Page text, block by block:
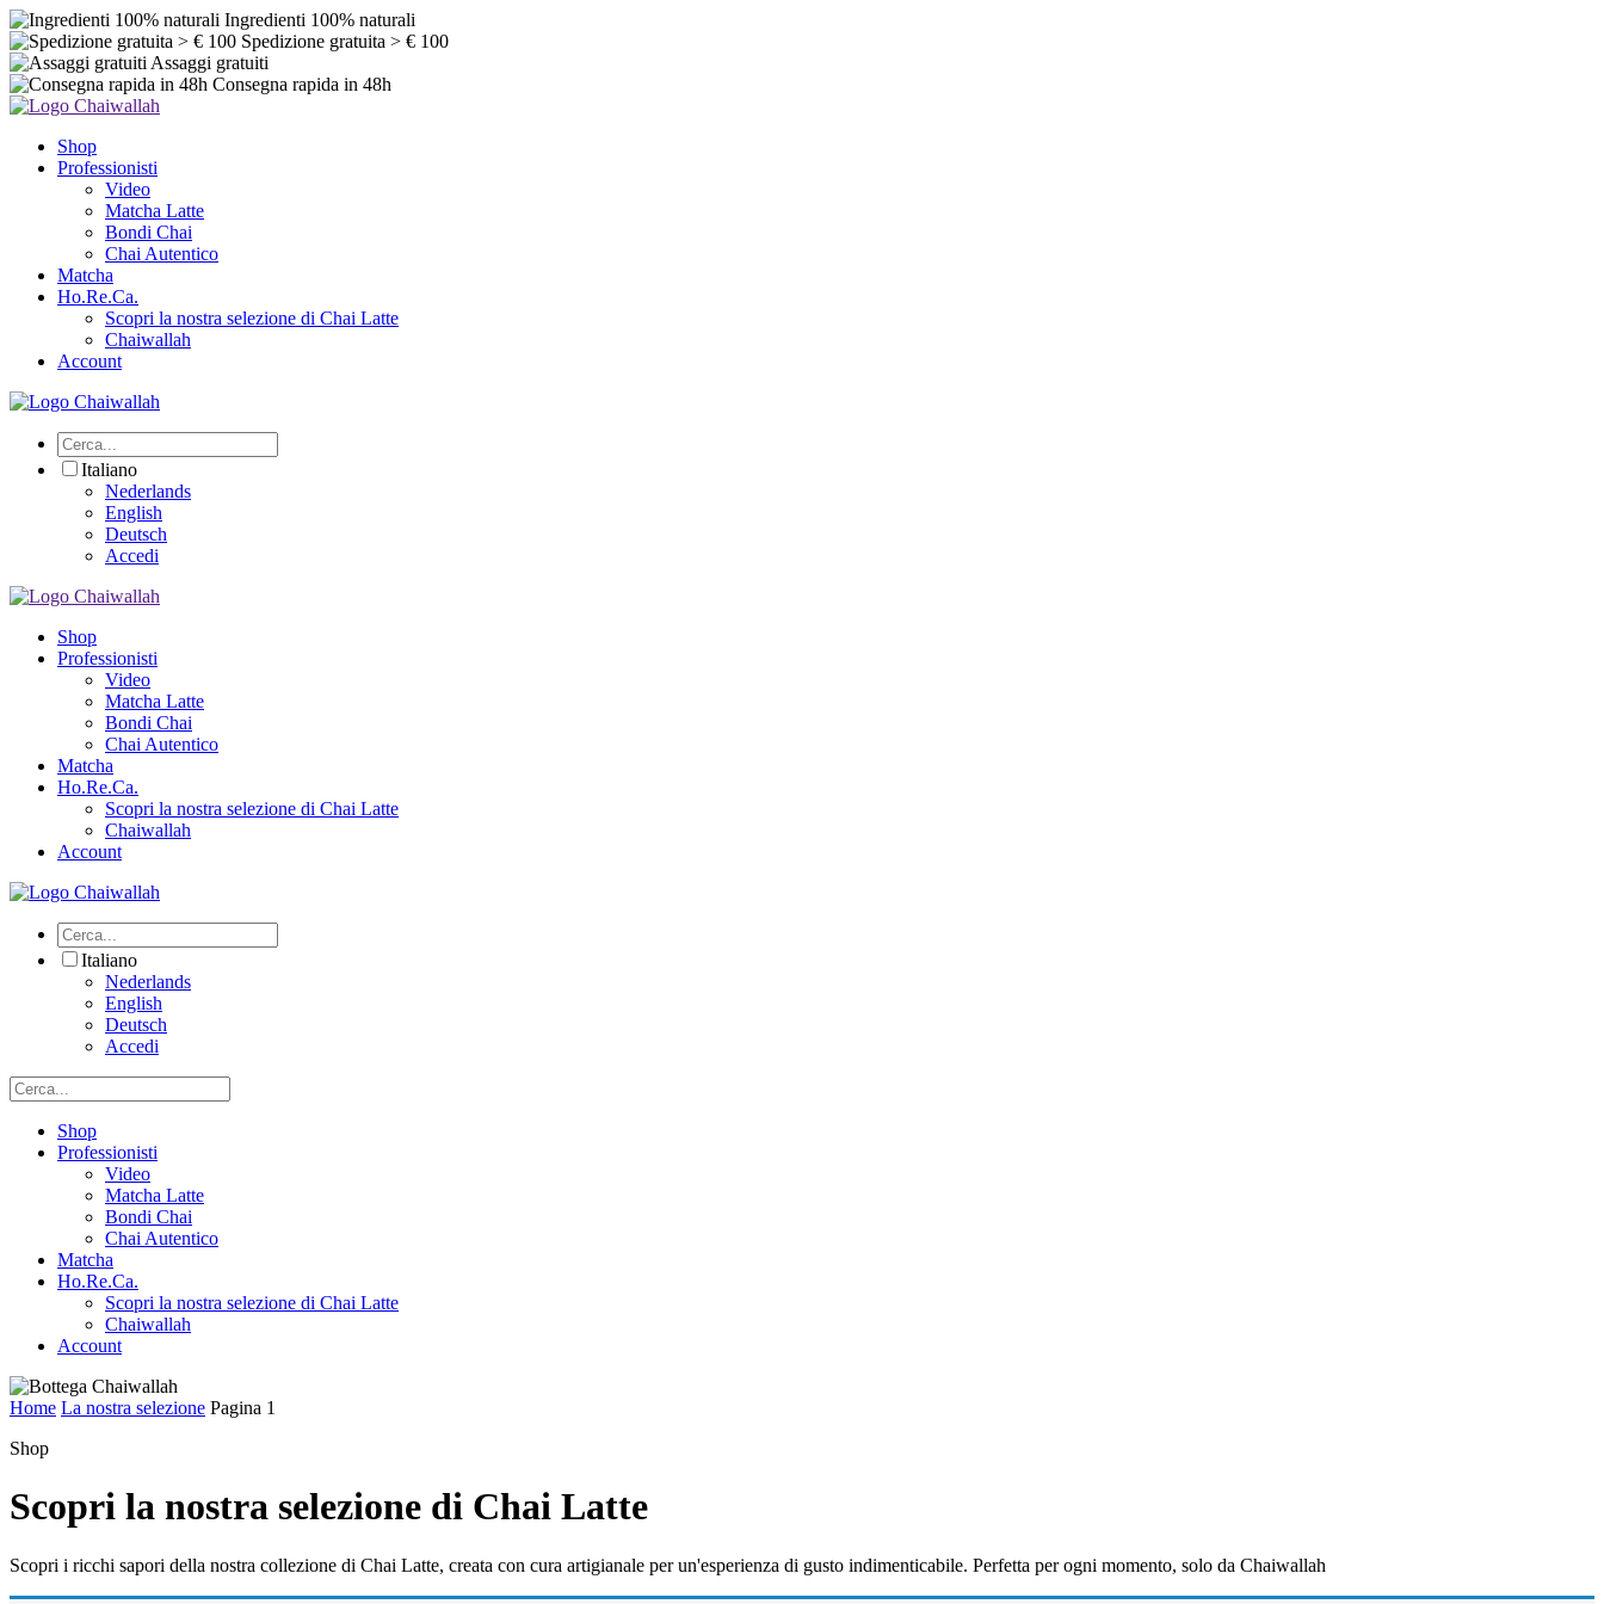
Ingredienti 100% naturali
Spedizione gratuita > € 100
Assaggi gratuiti
Consegna rapida in 48h
Shop
Professionisti
Video
Matcha Latte
Bondi Chai
Chai Autentico
Matcha
Ho.Re.Ca.
Scopri la nostra selezione di Chai Latte
Chaiwallah
Account
Italiano
Nederlands
English
Deutsch
Accedi
Shop
Professionisti
Video
Matcha Latte
Bondi Chai
Chai Autentico
Matcha
Ho.Re.Ca.
Scopri la nostra selezione di Chai Latte
Chaiwallah
Account
Italiano
Nederlands
English
Deutsch
Accedi
Shop
Professionisti
Video
Matcha Latte
Bondi Chai
Chai Autentico
Matcha
Ho.Re.Ca.
Scopri la nostra selezione di Chai Latte
Chaiwallah
Account
Home La nostra selezione Pagina 1
Shop
Scopri la nostra selezione di Chai Latte
Scopri i ricchi sapori della nostra collezione di Chai Latte, creata con cura artigianale per un'esperienza di gusto indimenticabile. Perfetta per ogni momento, solo da Chaiwallah